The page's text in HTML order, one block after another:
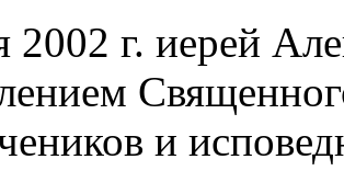
2002 г. иерей
и